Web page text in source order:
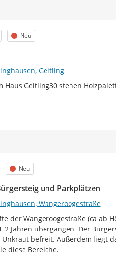
Status
Neu
Geitling
Haus Geitling30 stehen
Status
Neu
und Parkplätzen
Wangeroogestraße
der Wangeroogestraße (ca ab
2 Jahren übergangen. Der
befreit. Außerdem liegt
diese Bereiche.